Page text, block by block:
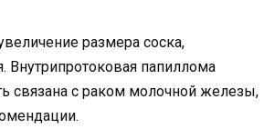
размера соска,
Внутрипротоковая папиллома
связана с раком молочной железы,